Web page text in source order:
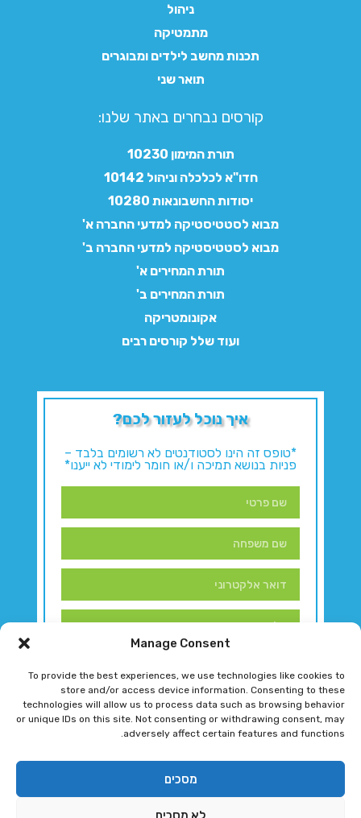
Manage Consent
To provide the best experiences, we use technologies like cookies to
store and/or access device information. Consenting to these
technologies will allow us to process data such as browsing behavior
or unique IDs on this site. Not consenting or withdrawing consent, may
adversely affect certain features and functions.
מסכים
ניהול
מתמטיקה
תכנות מחשב לילדים ומבוגרים
תואר שני
קורסים נבחרים באתר שלנו:​
תורת המימון 10230
חדו"א לכלכלה וניהול 10142
יסודות החשבונאות 10280
מבוא לסטטיסטיקה למדעי החברה א'
מבוא לסטטיסטיקה למדעי החברה ב'
תורת המחירים א'
תורת המחירים ב'
אקונומטריקה
ועוד שלל קורסים רבים
איך נוכל לעזור לכם?
*טופס זה הינו לסטודנטים לא רשומים בלבד –
פניות בנושא תמיכה ו/או חומר לימודי לא ייענו*